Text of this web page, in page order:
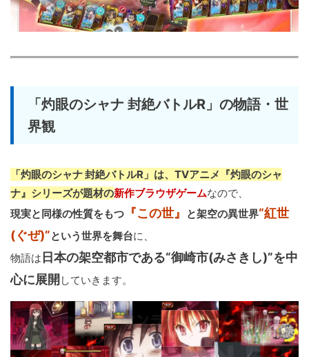
「灼眼のシャナ 封絶バトルR」の物語・世
界観
「灼眼のシャナ 封絶バトルR」は、TVアニメ『灼眼のシャ
ナ』シリーズが題材の新作ブラウザゲームなので、
現実と同様の性質をもつ 『この世』 と架空の異世界“紅世
(ぐぜ)”という世界を舞台に、
物語は 日本の架空都市である“御崎市(みさきし)”を中
心に展開 していきます。